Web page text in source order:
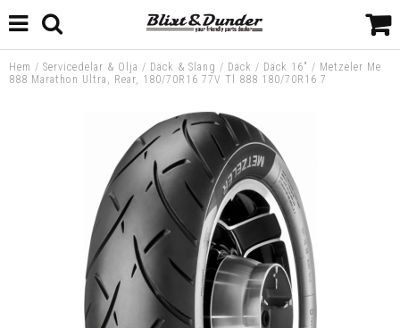
Hem / Servicedelar & Olja / Däck & Slang / Däck / Däck 16" / Metzeler Me
888 Marathon Ultra, Rear, 180/70R16 77V Tl 888 180/70R16 7